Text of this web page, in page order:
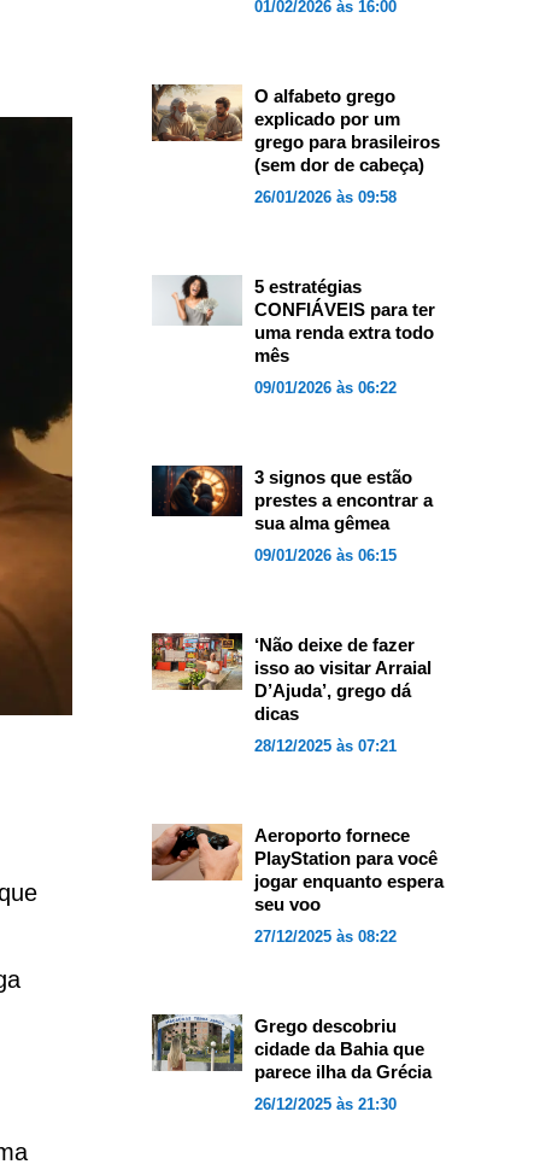
01/02/2026 às 16:00
O alfabeto grego
explicado por um
grego para brasileiros
(sem dor de cabeça)
26/01/2026 às 09:58
5 estratégias
CONFIÁVEIS para ter
uma renda extra todo
mês
09/01/2026 às 06:22
3 signos que estão
prestes a encontrar a
sua alma gêmea
09/01/2026 às 06:15
‘Não deixe de fazer
isso ao visitar Arraial
D’Ajuda’, grego dá
dicas
28/12/2025 às 07:21
Aeroporto fornece
PlayStation para você
jogar enquanto espera
seu voo
27/12/2025 às 08:22
Grego descobriu
cidade da Bahia que
parece ilha da Grécia
26/12/2025 às 21:30